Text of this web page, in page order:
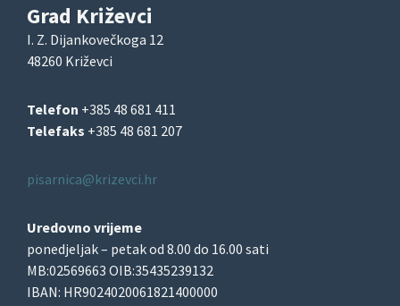
Grad Križevci
I. Z. Dijankovečkoga 12
48260 Križevci
Telefon +385 48 681 411
Telefaks +385 48 681 207
pisarnica@krizevci.hr
Uredovno vrijeme
ponedjeljak – petak od 8.00 do 16.00 sati
MB:02569663 OIB:35435239132
IBAN: HR9024020061821400000